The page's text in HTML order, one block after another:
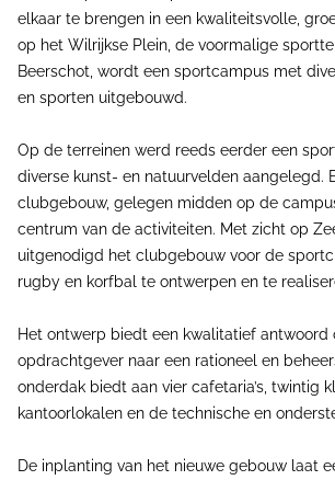
elkaar te brengen in een kwaliteitsvolle,
op het Wilrijkse Plein, de voormalige
Beerschot, wordt een sportcampus met
en sporten uitgebouwd.
Op de terreinen werd reeds eerder een
diverse kunst- en natuurvelden aangelegd.
clubgebouw, gelegen midden op de
centrum van de activiteiten. Met zicht op
uitgenodigd het clubgebouw voor de
rugby en korfbal te ontwerpen en te
Het ontwerp biedt een kwalitatief antwoord
opdrachtgever naar een rationeel en
onderdak biedt aan vier cafetaria’s, twintig
kantoorlokalen en de technische en
De inplanting van het nieuwe gebouw laat